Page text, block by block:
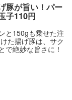
豚が旨い！パー
子110円
と150gも乗せた注
た揚げ豚は、サク
で絶妙な旨さに！